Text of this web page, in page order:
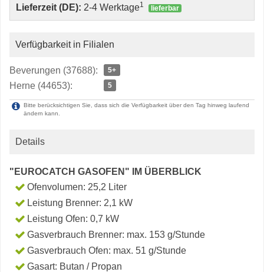
Lieferzeit (DE): 2-4 Werktage1 lieferbar
Verfügbarkeit in Filialen
Beverungen (37688): 5+
Herne (44653): 5
Bitte berücksichtigen Sie, dass sich die Verfügbarkeit über den Tag hinweg laufend
ändern kann.
Details
"EUROCATCH GASOFEN" IM ÜBERBLICK
Ofenvolumen: 25,2 Liter
Leistung Brenner: 2,1 kW
Leistung Ofen: 0,7 kW
Gasverbrauch Brenner: max. 153 g/Stunde
Gasverbrauch Ofen: max. 51 g/Stunde
Gasart: Butan / Propan